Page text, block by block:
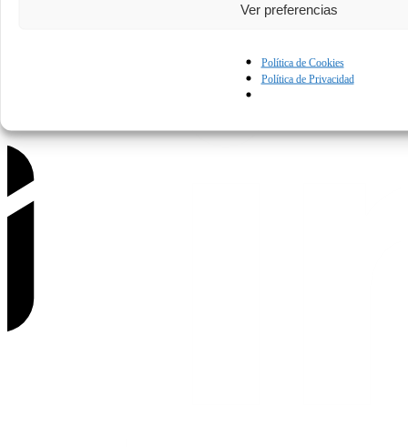
Ver preferencias
Política de Cookies
Política de Privacidad